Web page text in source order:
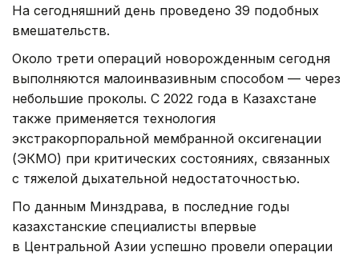
На сегодняшний день проведено 39 подобных
вмешательств.
Около трети операций новорожденным сегодня
выполняются малоинвазивным способом — через
небольшие проколы. С 2022 года в Казахстане
также применяется технология
экстракорпоральной мембранной оксигенации
(ЭКМО) при критических состояниях, связанных
с тяжелой дыхательной недостаточностью.
По данным Минздрава, в последние годы
казахстанские специалисты впервые
в Центральной Азии успешно провели операции